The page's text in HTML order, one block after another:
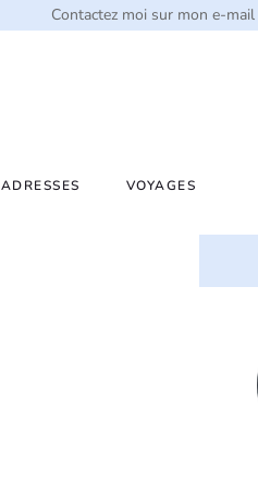
Contactez moi sur mon e-mail
ADRESSES VOYAGES